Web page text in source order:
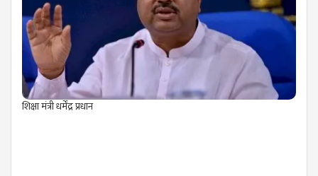
शिक्षा मंत्री धर्मेंद्र प्रधान